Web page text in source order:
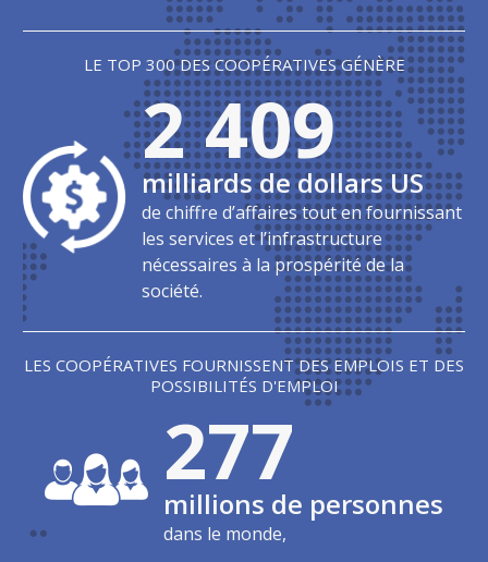
LE TOP 300 DES COOPÉRATIVES GÉNÈRE
2 409
milliards de dollars US
de chiffre d’affaires tout en fournissant
les services et l’infrastructure
nécessaires à la prospérité de la
société.
LES COOPÉRATIVES FOURNISSENT DES EMPLOIS ET DES
POSSIBILITÉS D'EMPLOI
280
millions de personnes
dans le monde,